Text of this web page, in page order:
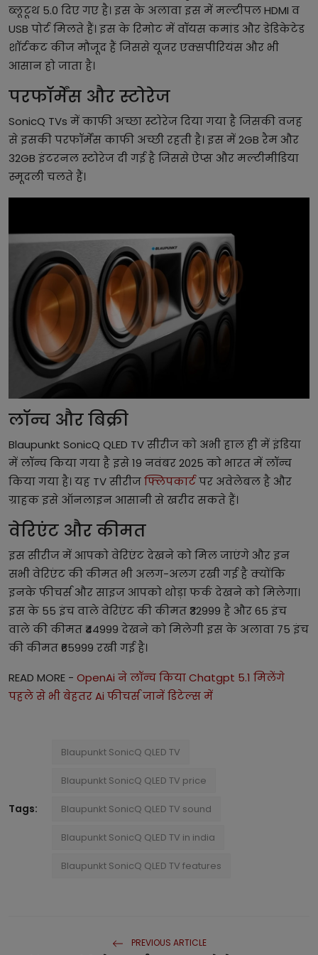
ब्लूटूथ 5.0 दिए गए है। इस के अलावा इस में मल्टीपल HDMI व
USB पोर्ट मिलते हैं। इस के रिमोट में वॉयस कमांड और डेडिकेटेड
शॉर्टकट कीज मौजूद हैं जिससे यूजर एक्सपीरियंस और भी
आसान हो जाता है।
परफॉर्मेंस और स्टोरेज
SonicQ TVs में काफी अच्छा स्टोरेज दिया गया है जिसकी वजह
से इसकी परफॉर्मेंस काफी अच्छी रहती है। इस में 2GB रैम और
32GB इंटरनल स्टोरेज दी गई है जिससे ऐप्स और मल्टीमीडिया
स्मूदली चलते हैं।
लॉन्च और बिक्री
Blaupunkt SonicQ QLED TV सीरीज को अभी हाल ही में इंडिया
में लॉन्च किया गया है इसे 19 नवंबर 2025 को भारत में लॉन्च
किया गया है। यह TV सीरीजफ्लिपकार्टपर अवेलेबल है और
ग्राहक इसे ऑनलाइन आसानी से खरीद सकते हैं।
वेरिएंट और कीमत
इस सीरीज में आपको वेरिएंट देखने को मिल जाएंगे और इन
सभी वेरिएंट की कीमत भी अलग-अलग रखी गई है क्योंकि
इनके फीचर्स और साइज आपको थोड़ा फर्क देखने को मिलेगा।
इस के 55 इंच वाले वेरिएंट की कीमत ₹32999 है और 65 इंच
वाले की कीमत ₹44999 देखने को मिलेगी इस के अलावा 75 इंच
की कीमत ₹65999 रखी गई है।
READ MORE - OpenAi ने लॉन्च किया Chatgpt 5.1 मिलेंगे
पहले से भी बेहतर Ai फीचर्स जानें डिटेल्स में
Tags:
Blaupunkt SonicQ QLED TV
Blaupunkt SonicQ QLED TV price
Blaupunkt SonicQ QLED TV sound
Blaupunkt SonicQ QLED TV in india
Blaupunkt SonicQ QLED TV features
PREVIOUS ARTICLE